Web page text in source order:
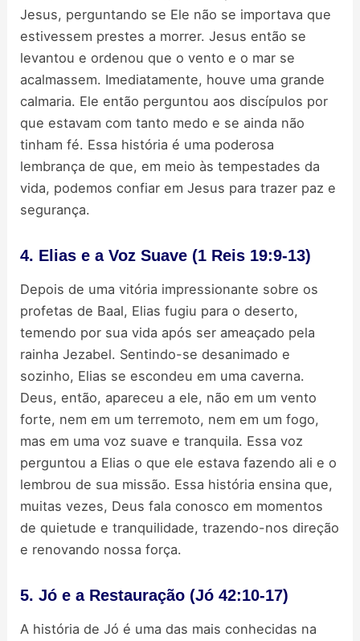
Jesus, perguntando se Ele não se importava que
estivessem prestes a morrer. Jesus então se
levantou e ordenou que o vento e o mar se
acalmassem. Imediatamente, houve uma grande
calmaria. Ele então perguntou aos discípulos por
que estavam com tanto medo e se ainda não
tinham fé. Essa história é uma poderosa
lembrança de que, em meio às tempestades da
vida, podemos confiar em Jesus para trazer paz e
segurança.
4. Elias e a Voz Suave (1 Reis 19:9-13)
Depois de uma vitória impressionante sobre os
profetas de Baal, Elias fugiu para o deserto,
temendo por sua vida após ser ameaçado pela
rainha Jezabel. Sentindo-se desanimado e
sozinho, Elias se escondeu em uma caverna.
Deus, então, apareceu a ele, não em um vento
forte, nem em um terremoto, nem em um fogo,
mas em uma voz suave e tranquila. Essa voz
perguntou a Elias o que ele estava fazendo ali e o
lembrou de sua missão. Essa história ensina que,
muitas vezes, Deus fala conosco em momentos
de quietude e tranquilidade, trazendo-nos direção
e renovando nossa força.
5. Jó e a Restauração (Jó 42:10-17)
A história de Jó é uma das mais conhecidas na